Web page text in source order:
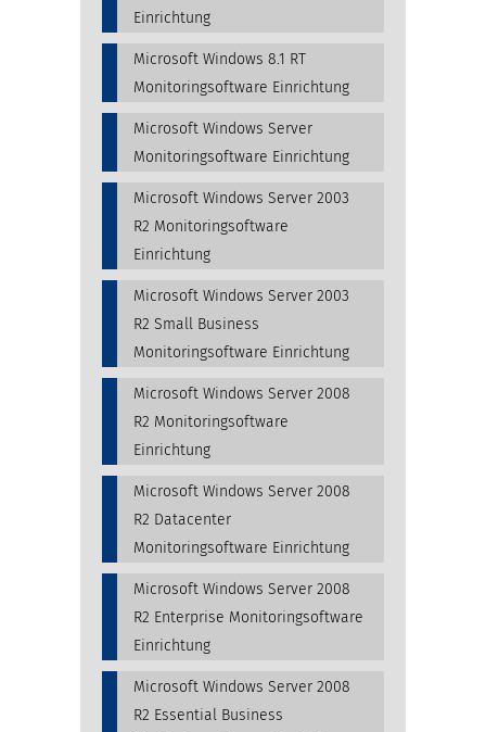
Einrichtung
Microsoft Windows 8.1 RT
Monitoringsoftware Einrichtung
Microsoft Windows Server
Monitoringsoftware Einrichtung
Microsoft Windows Server 2003
R2 Monitoringsoftware
Einrichtung
Microsoft Windows Server 2003
R2 Small Business
Monitoringsoftware Einrichtung
Microsoft Windows Server 2008
R2 Monitoringsoftware
Einrichtung
Microsoft Windows Server 2008
R2 Datacenter
Monitoringsoftware Einrichtung
Microsoft Windows Server 2008
R2 Enterprise Monitoringsoftware
Einrichtung
Microsoft Windows Server 2008
R2 Essential Business